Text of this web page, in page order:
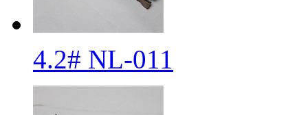
4.2# NL-011